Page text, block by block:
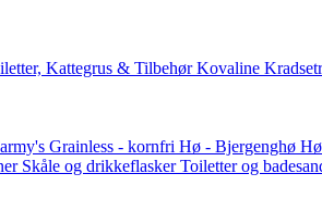
Kattegrus & Tilbehør Kovaline
Grainless - kornfri Hø - Bjergenghø
Skåle og drikkeflasker Toiletter og